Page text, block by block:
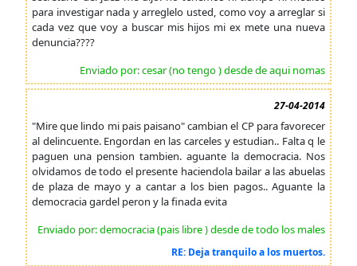
para investigar nada y arreglelo usted, como voy a arreglar si
cada vez que voy a buscar mis hijos mi ex mete una nueva
denuncia????
Enviado por: cesar (no tengo ) desde de aqui nomas
27-04-2014
"Mire que lindo mi pais paisano" cambian el CP para favorecer
al delincuente. Engordan en las carceles y estudian.. Falta q le
paguen una pension tambien. aguante la democracia. Nos
olvidamos de todo el presente haciendola bailar a las abuelas
de plaza de mayo y a cantar a los bien pagos.. Aguante la
democracia gardel peron y la finada evita
Enviado por: democracia (pais libre ) desde de todo los males
RE: Deja tranquilo a los muertos.